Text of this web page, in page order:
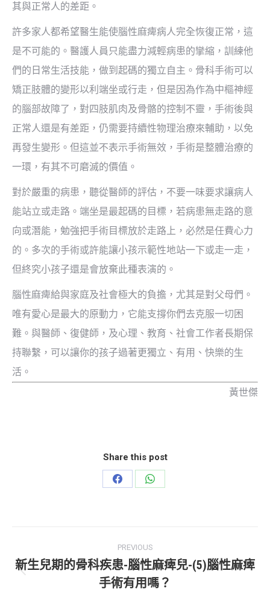
其與正常人的差距。
許多家人都希望醫生能使腦性麻痺病人完全恢復正常，這
是不可能的。醫護人員只能盡力減輕病患的攣縮，訓練他
們的日常生活技能，做到起碼的獨立自主。骨科手術可以
矯正肢體的變形以利端坐或行走，但是因為作為中樞神經
的腦部故障了，對四肢肌肉及骨骼的控制不靈，手術後與
正常人還是有差距，仍需要持續性物理治療來輔助，以免
再發生變形。但這並不表示手術無效，手術是整體治療的
一環，有其不可磨滅的價值。
對於嚴重的病患，聽從醫師的評估，不要一味要求讓病人
能站立或走路。端坐是最起碼的目標，若病患無走路的意
向或潛能，勉強把手術目標放於走路上，必然是任費心力
的。多次的手術或許能讓小孩示範性地站一下或走一走，
但終究小孩子還是會放棄此種表演的。
腦性麻痺給與家庭及社會極大的負擔，尤其是對父母們。
唯有愛心是最大的原動力，它能支撐你們去克服一切困
難。與醫師、復健師，及心理、教育、社會工作者長期保
持聯繫，可以讓你的孩子過著更獨立、有用、快樂的生
活。
黃世傑
Share this post
Share
Share
navigation
PREVIOUS
Previous
新生兒期的骨科疾患-腦性麻痺兒-(5)腦性麻痺
手術有用嗎？